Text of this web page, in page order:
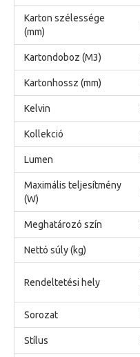
Karton szélessége
(mm)
Kartondoboz (M3)
Kartonhossz (mm)
Kelvin
Kollekció
Lumen
Maximális teljesítmény
(W)
Meghatározó szín
Nettó súly (kg)
Rendeltetési hely
Sorozat
Stílus